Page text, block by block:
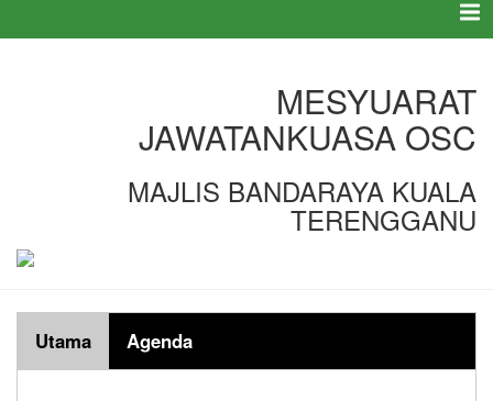
MESYUARAT
JAWATANKUASA OSC
MAJLIS BANDARAYA KUALA
TERENGGANU
Utama Agenda